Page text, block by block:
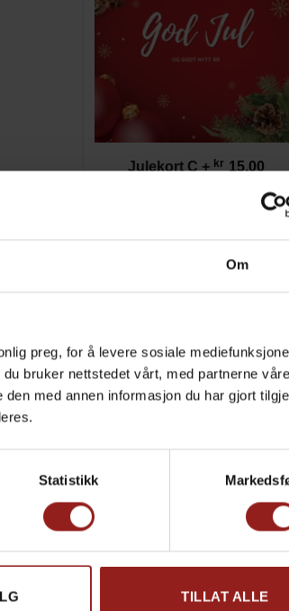
Om
preg, for å levere sosiale
bruker nettstedet vårt, med partnerne
med annen informasjon du har gjort
Statistikk
TILLAT ALLE
Julekort C + kr 15,00
Totalsum